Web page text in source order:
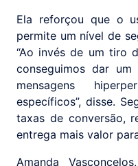
Ela reforçou que o
permite um nível de
“Ao invés de um tiro
conseguimos dar
mensagens
específicos”, disse.
taxas de conversão,
entrega mais valor
Amanda